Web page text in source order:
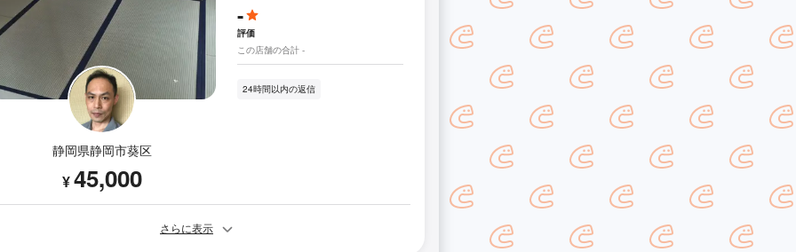
静岡県静岡市葵区
¥45,000
-
評価
この店舗の合計 -
24時間以内の返信
さらに表示